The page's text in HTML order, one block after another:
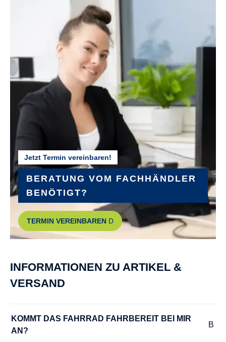
Jetzt Termin vereinbaren!
BERATUNG VOM FACHHÄNDLER
BENÖTIGT?
TERMIN VEREINBAREN
INFORMATIONEN ZU ARTIKEL &
VERSAND
KOMMT DAS FAHRRAD FAHRBEREIT BEI MIR
AN?